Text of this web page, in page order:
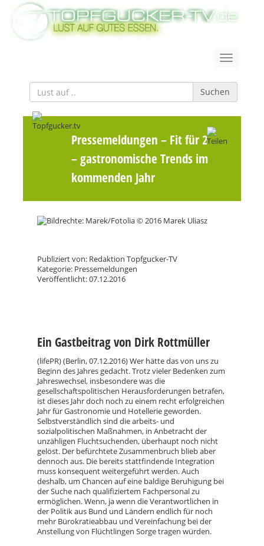
Suchen
Pressemeldungen – Fit für 2017
– gastronomische Trends im
kommenden Jahr
Publiziert von: Redaktion Topfgucker-TV
Kategorie: Pressemeldungen
Veröffentlicht: 07.12.2016
Ein Gastbeitrag von Dirk Rottmüller
(lifePR) (Berlin,07.12.2016)Wer hätte das von uns zu
Beginn des Jahres gedacht. Trotz vieler Bedenken zum
Jahreswechsel, insbesondere was die
gesellschaftspolitischen Herausforderungen betrafen,
ist dieses Jahr doch noch zu einem recht erfolgreichen
Jahr für Gastronomie und Hotellerie geworden.
Selbstverständlich sind die arbeits- und
sozialpolitischen Maßnahmen, in Anbetracht der
unzähligen Fluchtsuchenden, überhaupt noch nicht
gelöst. Der befürchtete Zusammenbruch blieb aber
dennoch aus. Die bereits stattfindende Integration
muss konsequent weitergeführt werden. Auch
deshalb, um Chancen auf eine baldige Beruhigung bei
der Suche nach qualifiziertem Fachpersonal zu
ermöglichen. Wenn, ja wenn die Verantwortlichen in
der Politik aus Bund und Ländern endlich für noch
mehr Bürokratieabbau und Vereinfachung bei der
Anstellung von Flüchtlingen Sorge tragen würden.